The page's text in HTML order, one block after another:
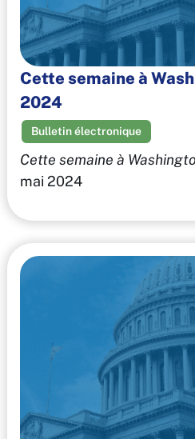
Cette semaine à
2024
Bulletin électronique
Cette semaine à
mai 2024